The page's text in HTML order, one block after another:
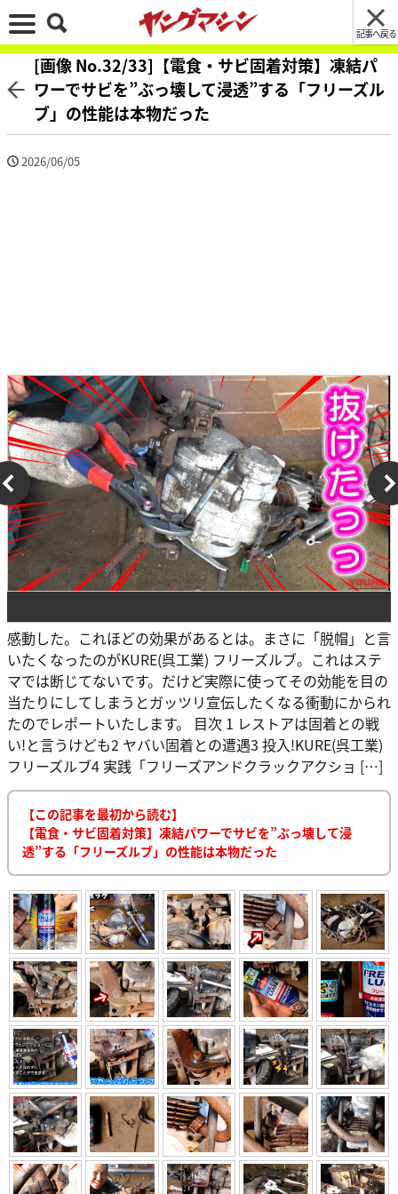
記事へ戻る
[画像 No.32/33]【電食・サビ固着対策】凍結パ
ワーでサビを”ぶっ壊して浸透”する「フリーズル
ブ」の性能は本物だった
2026/06/05
感動した。これほどの効果があるとは。まさに「脱帽」と言
いたくなったのがKURE(呉工業) フリーズルブ。これはステ
マでは断じてないです。だけど実際に使ってその効能を目の
当たりにしてしまうとガッツリ宣伝したくなる衝動にかられ
たのでレポートいたします。 目次 1 レストアは固着との戦
い!と言うけども2 ヤバい固着との遭遇3 投入!KURE(呉工業)
フリーズルブ4 実践「フリーズアンドクラックアクショ […]
【この記事を最初から読む】
【電食・サビ固着対策】凍結パワーでサビを”ぶっ壊して浸
透”する「フリーズルブ」の性能は本物だった